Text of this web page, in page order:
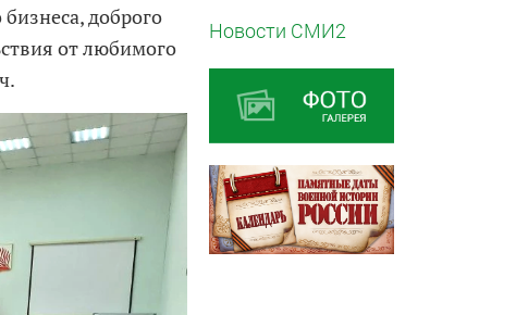
доброго
от любимого
Новости СМИ2